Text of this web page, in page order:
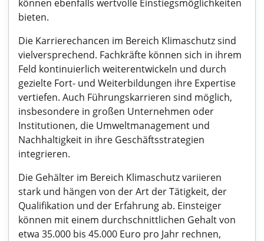
können ebenfalls wertvolle Einstiegsmöglichkeiten
bieten.
Die Karrierechancen im Bereich Klimaschutz sind
vielversprechend. Fachkräfte können sich in ihrem
Feld kontinuierlich weiterentwickeln und durch
gezielte Fort- und Weiterbildungen ihre Expertise
vertiefen. Auch Führungskarrieren sind möglich,
insbesondere in großen Unternehmen oder
Institutionen, die Umweltmanagement und
Nachhaltigkeit in ihre Geschäftsstrategien
integrieren.
Die Gehälter im Bereich Klimaschutz variieren
stark und hängen von der Art der Tätigkeit, der
Qualifikation und der Erfahrung ab. Einsteiger
können mit einem durchschnittlichen Gehalt von
etwa 35.000 bis 45.000 Euro pro Jahr rechnen,